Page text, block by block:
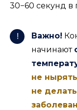
30−60 секунд в
! Важно!
начинают
не
не